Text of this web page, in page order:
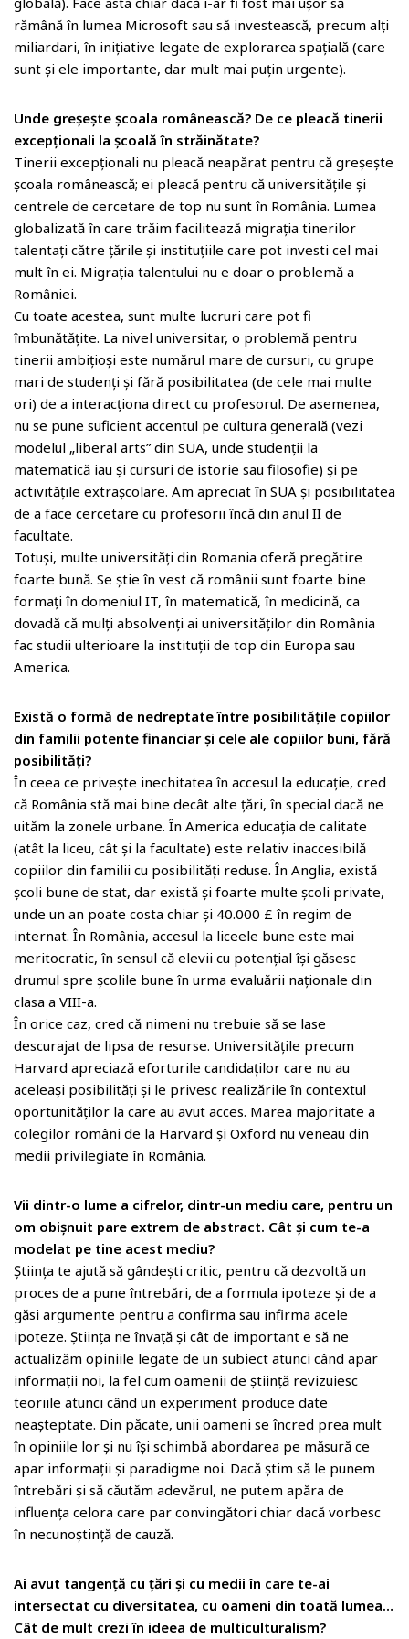
rămână în lumea Microsoft sau să investească, precum alți
miliardari, în inițiative legate de explorarea spațială (care
sunt și ele importante, dar mult mai puțin urgente).
Unde greșește școala românească? De ce pleacă tinerii
excepționali la școală în străinătate?
Tinerii excepționali nu pleacă neapărat pentru că greșește
școala românească; ei pleacă pentru că universitățile și
centrele de cercetare de top nu sunt în România. Lumea
globalizată în care trăim facilitează migrația tinerilor
talentați către țările și instituțiile care pot investi cel mai
mult în ei. Migrația talentului nu e doar o problemă a
României.
Cu toate acestea, sunt multe lucruri care pot fi
îmbunătățite. La nivel universitar, o problemă pentru
tinerii ambițioși este numărul mare de cursuri, cu grupe
mari de studenți și fără posibilitatea (de cele mai multe
ori) de a interacționa direct cu profesorul. De asemenea,
nu se pune suficient accentul pe cultura generală (vezi
modelul „liberal arts” din SUA, unde studenții la
matematică iau și cursuri de istorie sau filosofie) și pe
activitățile extrașcolare. Am apreciat în SUA și posibilitatea
de a face cercetare cu profesorii încă din anul II de
facultate.
Totuși, multe universități din Romania oferă pregătire
foarte bună. Se știe în vest că românii sunt foarte bine
formați în domeniul IT, în matematică, în medicină, ca
dovadă că mulți absolvenți ai universităților din România
fac studii ulterioare la instituții de top din Europa sau
America.
Există o formă de nedreptate între posibilitățile copiilor
din familii potente financiar și cele ale copiilor buni, fără
posibilități?
În ceea ce privește inechitatea în accesul la educație, cred
că România stă mai bine decât alte țări, în special dacă ne
uităm la zonele urbane. În America educația de calitate
(atât la liceu, cât și la facultate) este relativ inaccesibilă
copiilor din familii cu posibilități reduse. În Anglia, există
școli bune de stat, dar există și foarte multe școli private,
unde un an poate costa chiar și 40.000 £ în regim de
internat. În România, accesul la liceele bune este mai
meritocratic, în sensul că elevii cu potențial își găsesc
drumul spre școlile bune în urma evaluării naționale din
clasa a VIII-a.
În orice caz, cred că nimeni nu trebuie să se lase
descurajat de lipsa de resurse. Universitățile precum
Harvard apreciază eforturile candidaților care nu au
aceleași posibilități și le privesc realizările în contextul
oportunităților la care au avut acces. Marea majoritate a
colegilor români de la Harvard și Oxford nu veneau din
medii privilegiate în România.
Vii dintr-o lume a cifrelor, dintr-un mediu care, pentru un
om obişnuit pare extrem de abstract. Cât şi cum te-a
modelat pe tine acest mediu?
Știința te ajută să gândești critic, pentru că dezvoltă un
proces de a pune întrebări, de a formula ipoteze și de a
găsi argumente pentru a confirma sau infirma acele
ipoteze. Știința ne învață și cât de important e să ne
actualizăm opiniile legate de un subiect atunci când apar
informații noi, la fel cum oamenii de știință revizuiesc
teoriile atunci când un experiment produce date
neașteptate. Din păcate, unii oameni se încred prea mult
în opiniile lor și nu își schimbă abordarea pe măsură ce
apar informații și paradigme noi. Dacă știm să le punem
întrebări și să căutăm adevărul, ne putem apăra de
influența celora care par convingători chiar dacă vorbesc
în necunoștință de cauză.
Ai avut tangenţă cu ţări şi cu medii în care te-ai
intersectat cu diversitatea, cu oameni din toată lumea…
Cât de mult crezi în ideea de multiculturalism?